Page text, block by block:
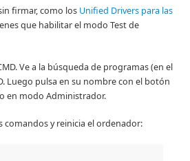
firmar, como los Unified Drivers para las
que habilitar el modo Test de
Ve a la búsqueda de programas (en el
Luego pulsa en su nombre con el botón
en modo Administrador.
comandos y reinicia el ordenador: